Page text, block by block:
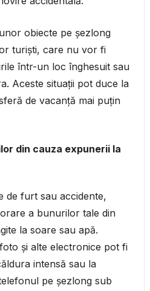
obiecte pe șezlong
turiști, care nu vor fi
într-un loc înghesuit sau
Aceste situații pot duce la
de vacanță mai puțin
din cauza expunerii la
de furt sau accidente,
a bunurilor tale din
la soare sau apă.
și alte electronice pot fi
intensă sau la
pe șezlong sub